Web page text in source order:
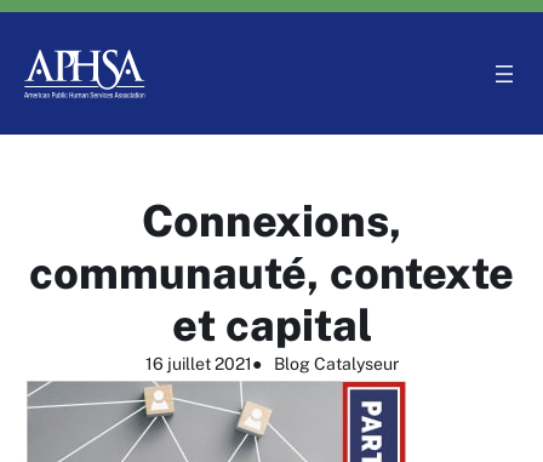
Aller
contenu
Connexions,
communauté, contexte
et capital
16 juillet 2021● Blog Catalyseur